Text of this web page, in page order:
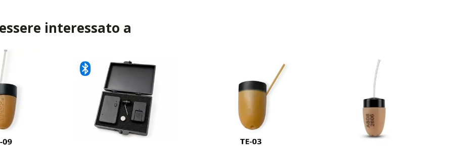
interessato a